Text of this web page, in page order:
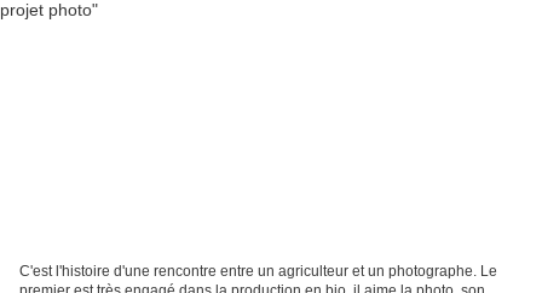
C'est l'histoire d'une rencontre entre un agriculteur et un photographe. Le